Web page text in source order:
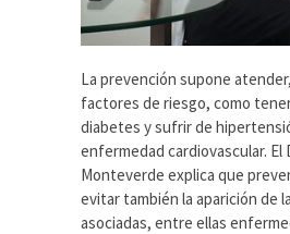
La prevención supone
factores de riesgo, como
diabetes y sufrir de
enfermedad cardiovascular. El
Monteverde explica que
evitar también la aparición de
asociadas, entre ellas